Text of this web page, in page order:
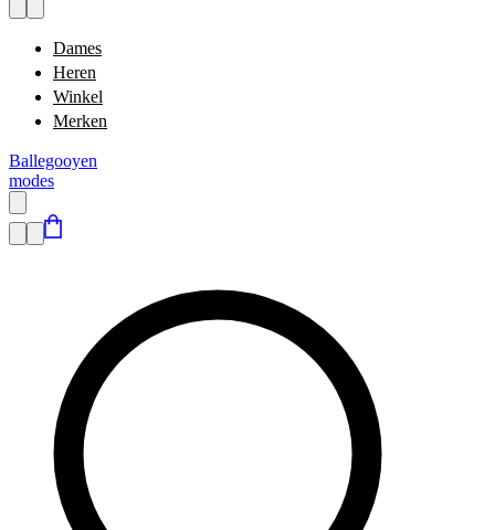
Dames
Heren
Winkel
Merken
Ballegooyen
modes